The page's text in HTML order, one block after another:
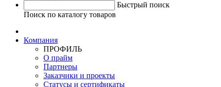
Быстрый поиск
Поиск по каталогу товаров
Компания
ПРОФИЛЬ
О прайм
Партнеры
Заказчики и проекты
Статусы и сертификаты